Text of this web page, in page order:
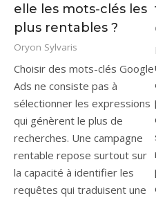
elle les mots-clés les
plus rentables ?
Oryon Sylvaris
Choisir des mots-clés Google
Ads ne consiste pas à
sélectionner les expressions
qui génèrent le plus de
recherches. Une campagne
rentable repose surtout sur
la capacité à identifier les
requêtes qui traduisent une